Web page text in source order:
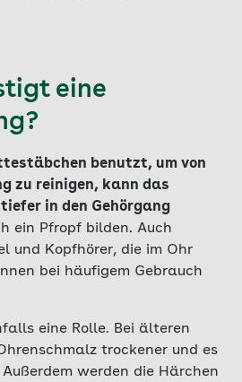
eine
benutzt, um von
zu reinigen, kann das
in den Gehörgang
ein Pfropf bilden. Auch
und Kopfhörer, die im Ohr
bei häufigem Gebrauch
eine Rolle. Bei älteren
trockener und es
werden die Härchen